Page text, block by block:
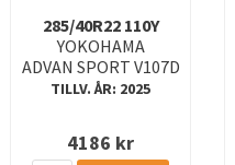
285/40R22 110Y
YOKOHAMA
ADVAN SPORT V107D
TILLV. ÅR: 2025
4186 kr